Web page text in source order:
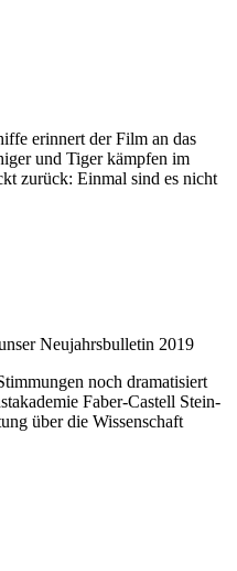
erinnert der Film an das
und Tiger kämpfen im
zurück: Einmal sind es nicht
Neujahrsbulletin 2019
noch dramatisiert
Faber-Castell Stein-
über die Wissenschaft